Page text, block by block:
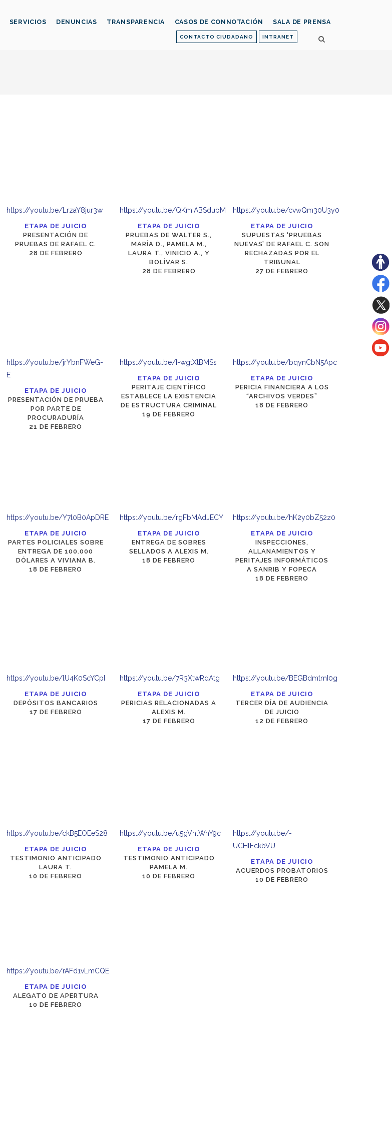
CONTACTO CIUDADANO INTRANET
SERVICIOS DENUNCIAS TRANSPARENCIA CASOS DE CONNOTACIÓN SALA DE PRENSA
https://youtu.be/LrzaY8jur3w
ETAPA DE JUICIO
PRESENTACIÓN DE
PRUEBAS DE RAFAEL C.
28 DE FEBRERO
https://youtu.be/QKmiABSdubM
ETAPA DE JUICIO
PRUEBAS DE WALTER S.,
MARÍA D., PAMELA M.,
LAURA T., VINICIO A., Y
BOLÍVAR S.
28 DE FEBRERO
https://youtu.be/cvwQm30U3y0
ETAPA DE JUICIO
SUPUESTAS ‘PRUEBAS
NUEVAS’ DE RAFAEL C. SON
RECHAZADAS POR EL
TRIBUNAL
27 DE FEBRERO
https://youtu.be/jrYbnFWeG-
E
ETAPA DE JUICIO
PRESENTACIÓN DE PRUEBA
POR PARTE DE
PROCURADURÍA
21 DE FEBRERO
https://youtu.be/I-wgtXtBMSs
ETAPA DE JUICIO
PERITAJE CIENTÍFICO
ESTABLECE LA EXISTENCIA
DE ESTRUCTURA CRIMINAL
19 DE FEBRERO
https://youtu.be/bqynCbN5Apc
ETAPA DE JUICIO
PERICIA FINANCIERA A LOS
“ARCHIVOS VERDES”
18 DE FEBRERO
https://youtu.be/Y7l0B0ApDRE
ETAPA DE JUICIO
PARTES POLICIALES SOBRE
ENTREGA DE 100.000
DÓLARES A VIVIANA B.
18 DE FEBRERO
https://youtu.be/rgFbMAdJECY
ETAPA DE JUICIO
ENTREGA DE SOBRES
SELLADOS A ALEXIS M.
18 DE FEBRERO
https://youtu.be/hK2y0bZ52z0
ETAPA DE JUICIO
INSPECCIONES,
ALLANAMIENTOS Y
PERITAJES INFORMÁTICOS
A SANRIB Y FOPECA
18 DE FEBRERO
https://youtu.be/lU4K0ScYCpI
ETAPA DE JUICIO
DEPÓSITOS BANCARIOS
17 DE FEBRERO
https://youtu.be/7R3XtwRdAtg
ETAPA DE JUICIO
PERICIAS RELACIONADAS A
ALEXIS M.
17 DE FEBRERO
https://youtu.be/BEGBdmtmI0g
ETAPA DE JUICIO
TERCER DÍA DE AUDIENCIA
DE JUICIO
12 DE FEBRERO
https://youtu.be/ckB5EOEeS28
ETAPA DE JUICIO
TESTIMONIO ANTICIPADO
LAURA T.
10 DE FEBRERO
https://youtu.be/u5gVhtWnY9c
ETAPA DE JUICIO
TESTIMONIO ANTICIPADO
PAMELA M.
10 DE FEBRERO
https://youtu.be/-
UCHlEckbVU
ETAPA DE JUICIO
ACUERDOS PROBATORIOS
10 DE FEBRERO
https://youtu.be/rAFd1vLmCQE
ETAPA DE JUICIO
ALEGATO DE APERTURA
10 DE FEBRERO